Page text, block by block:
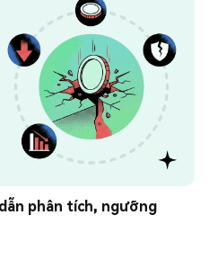
phân tích, ngưỡng